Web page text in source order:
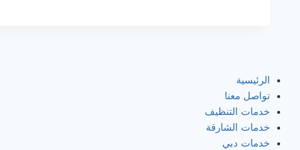
الرئيسية
تواصل معنا
خدمات التنظيف
خدمات الشارقة
خدمات دبي